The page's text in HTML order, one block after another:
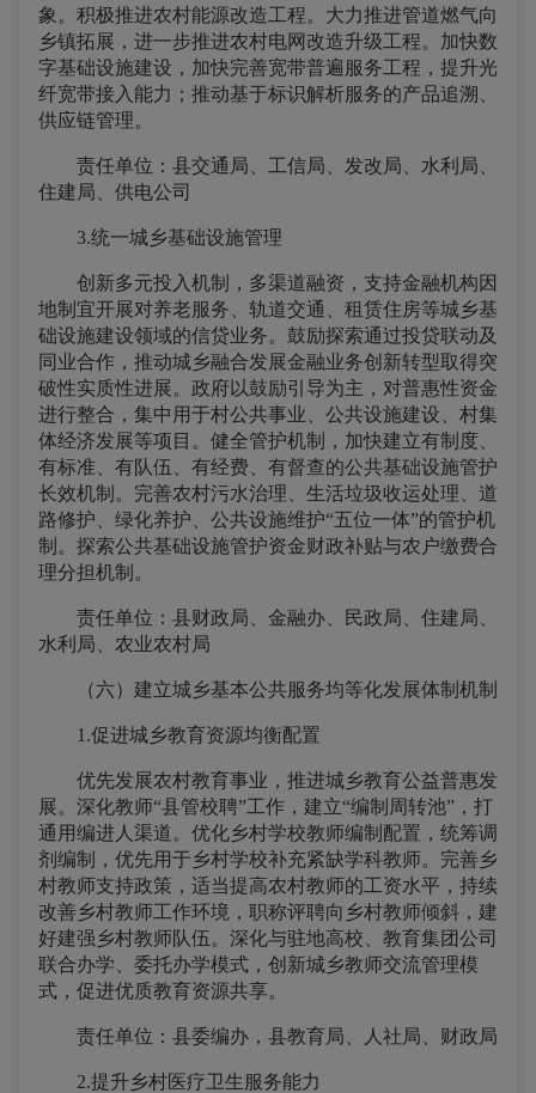
象。积极推进农村能源改造工程。大力推进管道燃气向
乡镇拓展，进一步推进农村电网改造升级工程。加快数
字基础设施建设，加快完善宽带普遍服务工程，提升光
纤宽带接入能力；推动基于标识解析服务的产品追溯、
供应链管理。
责任单位：县交通局、工信局、发改局、水利局、
住建局、供电公司
3.统一城乡基础设施管理
创新多元投入机制，多渠道融资，支持金融机构因
地制宜开展对养老服务、轨道交通、租赁住房等城乡基
础设施建设领域的信贷业务。鼓励探索通过投贷联动及
同业合作，推动城乡融合发展金融业务创新转型取得突
破性实质性进展。政府以鼓励引导为主，对普惠性资金
进行整合，集中用于村公共事业、公共设施建设、村集
体经济发展等项目。健全管护机制，加快建立有制度、
有标准、有队伍、有经费、有督查的公共基础设施管护
长效机制。完善农村污水治理、生活垃圾收运处理、道
路修护、绿化养护、公共设施维护“五位一体”的管护机
制。探索公共基础设施管护资金财政补贴与农户缴费合
理分担机制。
责任单位：县财政局、金融办、民政局、住建局、
水利局、农业农村局
（六）建立城乡基本公共服务均等化发展体制机制
1.促进城乡教育资源均衡配置
优先发展农村教育事业，推进城乡教育公益普惠发
展。深化教师“县管校聘”工作，建立“编制周转池”，打
通用编进人渠道。优化乡村学校教师编制配置，统筹调
剂编制，优先用于乡村学校补充紧缺学科教师。完善乡
村教师支持政策，适当提高农村教师的工资水平，持续
改善乡村教师工作环境，职称评聘向乡村教师倾斜，建
好建强乡村教师队伍。深化与驻地高校、教育集团公司
联合办学、委托办学模式，创新城乡教师交流管理模
式，促进优质教育资源共享。
责任单位：县委编办，县教育局、人社局、财政局
2.提升乡村医疗卫生服务能力